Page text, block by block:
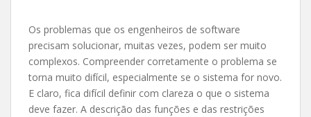
Os problemas que os engenheiros de software
precisam solucionar, muitas vezes, podem ser muito
complexos. Compreender corretamente o problema se
torna muito difícil, especialmente se o sistema for novo.
E claro, fica difícil definir com clareza o que o sistema
deve fazer. A descrição das funções e das restrições